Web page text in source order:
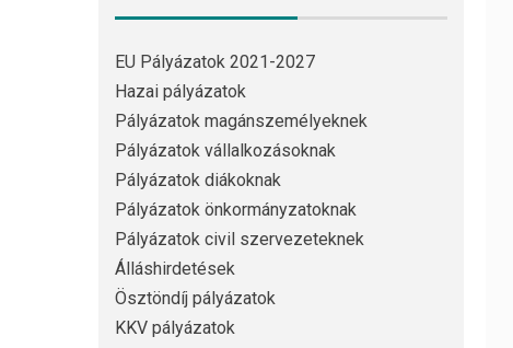
EU Pályázatok 2021-2027
Hazai pályázatok
Pályázatok magánszemélyeknek
Pályázatok vállalkozásoknak
Pályázatok diákoknak
Pályázatok önkormányzatoknak
Pályázatok civil szervezeteknek
Álláshirdetések
Ösztöndíj pályázatok
KKV pályázatok